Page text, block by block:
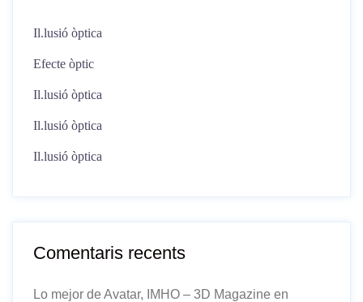
Il.lusió òptica
Efecte òptic
Il.lusió òptica
Il.lusió òptica
Il.lusió òptica
Comentaris recents
Lo mejor de Avatar, IMHO – 3D Magazine en